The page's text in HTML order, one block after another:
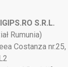
S.R.L.
Rumunia)
Costanza nr.25,